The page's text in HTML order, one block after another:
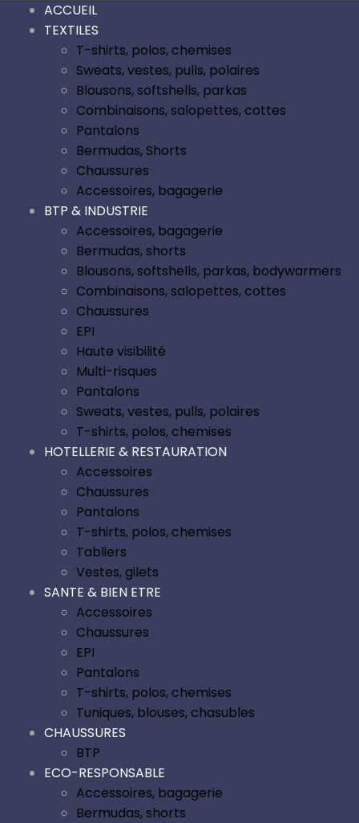
ACCUEIL
TEXTILES
T-shirts, polos, chemises
Sweats, vestes, pulls, polaires
Blousons, softshells, parkas
Combinaisons, salopettes, cottes
Pantalons
Bermudas, Shorts
Chaussures
Accessoires, bagagerie
BTP & INDUSTRIE
Accessoires, bagagerie
Bermudas, shorts
Blousons, softshells, parkas, bodywarmers
Combinaisons, salopettes, cottes
Chaussures
EPI
Haute visibilité
Multi-risques
Pantalons
Sweats, vestes, pulls, polaires
T-shirts, polos, chemises
HOTELLERIE & RESTAURATION
Accessoires
Chaussures
Pantalons
T-shirts, polos, chemises
Tabliers
Vestes, gilets
SANTE & BIEN ETRE
Accessoires
Chaussures
EPI
Pantalons
T-shirts, polos, chemises
Tuniques, blouses, chasubles
CHAUSSURES
BTP
ECO-RESPONSABLE
Accessoires, bagagerie
Bermudas, shorts